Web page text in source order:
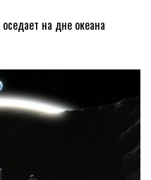
на дне океана